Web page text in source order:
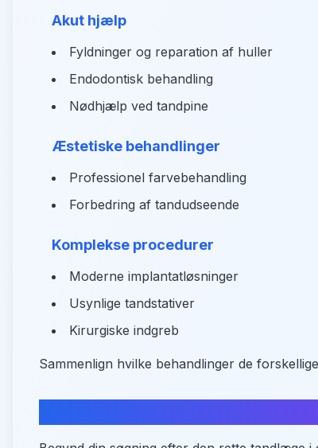
Akut hjælp
Fyldninger og reparation af huller
Endodontisk behandling
Nødhjælp ved tandpine
Æstetiske behandlinger
Professionel farvebehandling
Forbedring af tandudseende
Komplekse procedurer
Moderne implantatløsninger
Usynlige tandstativer
Kirurgiske indgreb
Sammenlign hvilke behandlinger de